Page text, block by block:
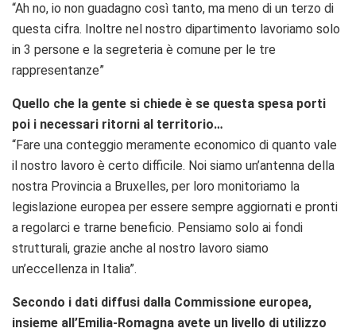
“Ah no, io non guadagno così tanto, ma meno di un terzo di
questa cifra. Inoltre nel nostro dipartimento lavoriamo solo
in 3 persone e la segreteria è comune per le tre
rappresentanze”
Quello che la gente si chiede è se questa spesa porti
poi i necessari ritorni al territorio…
“Fare una conteggio meramente economico di quanto vale
il nostro lavoro è certo difficile. Noi siamo un’antenna della
nostra Provincia a Bruxelles, per loro monitoriamo la
legislazione europea per essere sempre aggiornati e pronti
a regolarci e trarne beneficio. Pensiamo solo ai fondi
strutturali, grazie anche al nostro lavoro siamo
un’eccellenza in Italia”.
Secondo i dati diffusi dalla Commissione europea,
insieme all’Emilia-Romagna avete un livello di utilizzo